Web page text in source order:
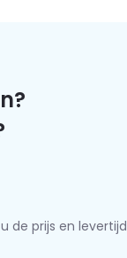
de prijs en levertijd